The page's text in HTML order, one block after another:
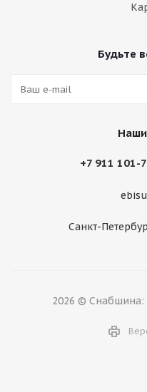
Будьте
+7 911
Санкт-
2026 © Снабшина: